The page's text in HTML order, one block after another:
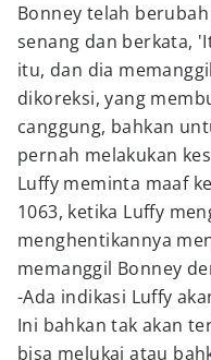
Bonney telah
senang dan berkata,
itu, dan dia
dikoreksi, yang
canggung, bahkan
pernah melakukan
Luffy meminta maaf
1063, ketika Luffy
menghentikannya
memanggil Bonney
-Ada indikasi Luffy
Ini bahkan tak akan
bisa melukai atau